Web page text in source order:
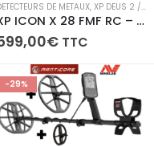
DE METAUX, XP DEUS 2 / ICON / ICON X /ORX
XP ICON X 28 FMF RC – Télécommande + disque 28 cm
€ TTC
-29%